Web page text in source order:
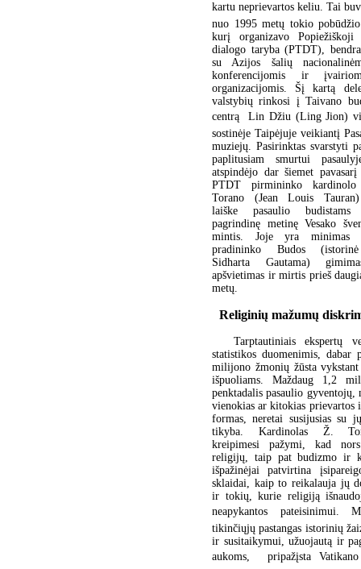
kartu neprievartos keliu. Tai
nuo 1995 metų tokio
kurį organizavo Popiežiškoji
dialogo taryba (PTDT),
su Azijos šalių
konferencijomis ir
organizacijomis. Šį kartą
valstybių rinkosi į Taivano
centrą  Lin Džiu (Ling Jion)
sostinėje Taipėjuje veikiantį
muziejų. Pasirinktas svarstyti
paplitusiam smurtui
atspindėjo dar šiemet
PTDT pirmininko
Torano (Jean Louis
laiške pasaulio
pagrindinę metinę Vesako
mintis. Joje yra minimas
pradininko Budos (istorinė
Sidharta Gautama)
apšvietimas ir mirtis prieš
metų.
Religinių mažumų
Tarptautiniais ekspertų
statistikos duomenimis, dabar
milijono žmonių žūsta vykstant
išpuoliams. Maždaug 1,2
penktadalis pasaulio gyventojų,
vienokias ar kitokias prievartos
formas, neretai susijusias su
tikyba. Kardinolas Ž.
kreipimesi pažymi, kad
religijų, taip pat budizmo ir
išpažinėjai patvirtina
sklaidai, kaip to reikalauja jų
ir tokių, kurie religiją
neapykantos pateisinimui.
tikinčiųjų pastangas istorinių
ir susitaikymui, užuojautą ir
aukoms,  pripažįsta